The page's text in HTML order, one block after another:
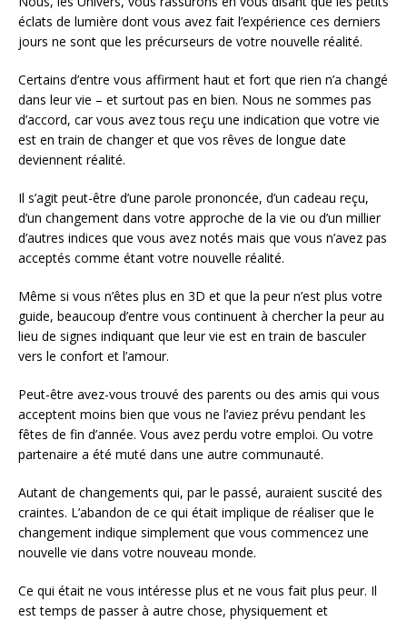
éclats de lumière dont vous avez fait l’expérience ces derniers
jours ne sont que les précurseurs de votre nouvelle réalité.
Certains d’entre vous affirment haut et fort que rien n’a changé
dans leur vie – et surtout pas en bien. Nous ne sommes pas
d’accord, car vous avez tous reçu une indication que votre vie
est en train de changer et que vos rêves de longue date
deviennent réalité.
Il s’agit peut-être d’une parole prononcée, d’un cadeau reçu,
d’un changement dans votre approche de la vie ou d’un millier
d’autres indices que vous avez notés mais que vous n’avez pas
acceptés comme étant votre nouvelle réalité.
Même si vous n’êtes plus en 3D et que la peur n’est plus votre
guide, beaucoup d’entre vous continuent à chercher la peur au
lieu de signes indiquant que leur vie est en train de basculer
vers le confort et l’amour.
Peut-être avez-vous trouvé des parents ou des amis qui vous
acceptent moins bien que vous ne l’aviez prévu pendant les
fêtes de fin d’année. Vous avez perdu votre emploi. Ou votre
partenaire a été muté dans une autre communauté.
Autant de changements qui, par le passé, auraient suscité des
craintes. L’abandon de ce qui était implique de réaliser que le
changement indique simplement que vous commencez une
nouvelle vie dans votre nouveau monde.
Ce qui était ne vous intéresse plus et ne vous fait plus peur. Il
est temps de passer à autre chose, physiquement et